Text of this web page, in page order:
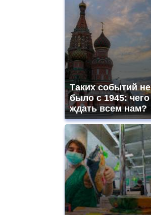
Таких событий не
было с 1945: чего
ждать всем нам?